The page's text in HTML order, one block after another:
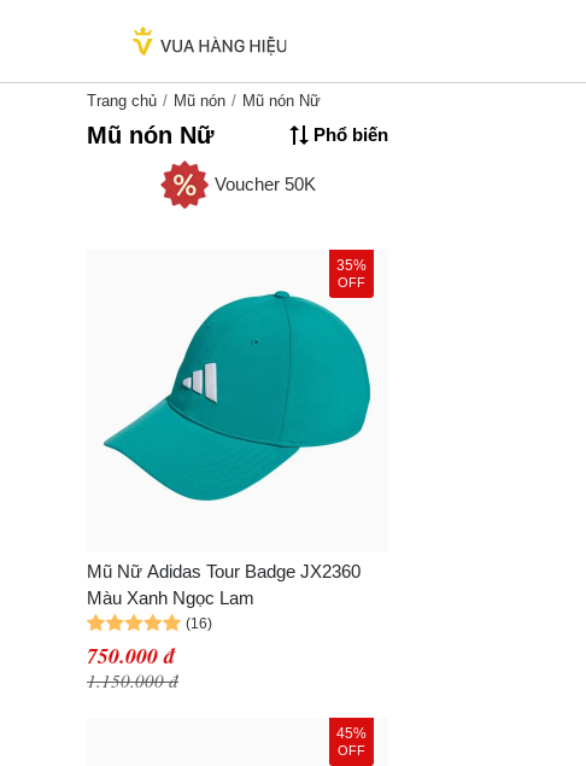
Trang chủ Mũ nón Mũ nón Nữ
Mũ nón Nữ Phổ biến
Voucher 50K
35%
OFF
Mũ Nữ Adidas Tour Badge JX2360
Màu Xanh Ngọc Lam
750.000 đ
1.150.000 đ
45%
OFF